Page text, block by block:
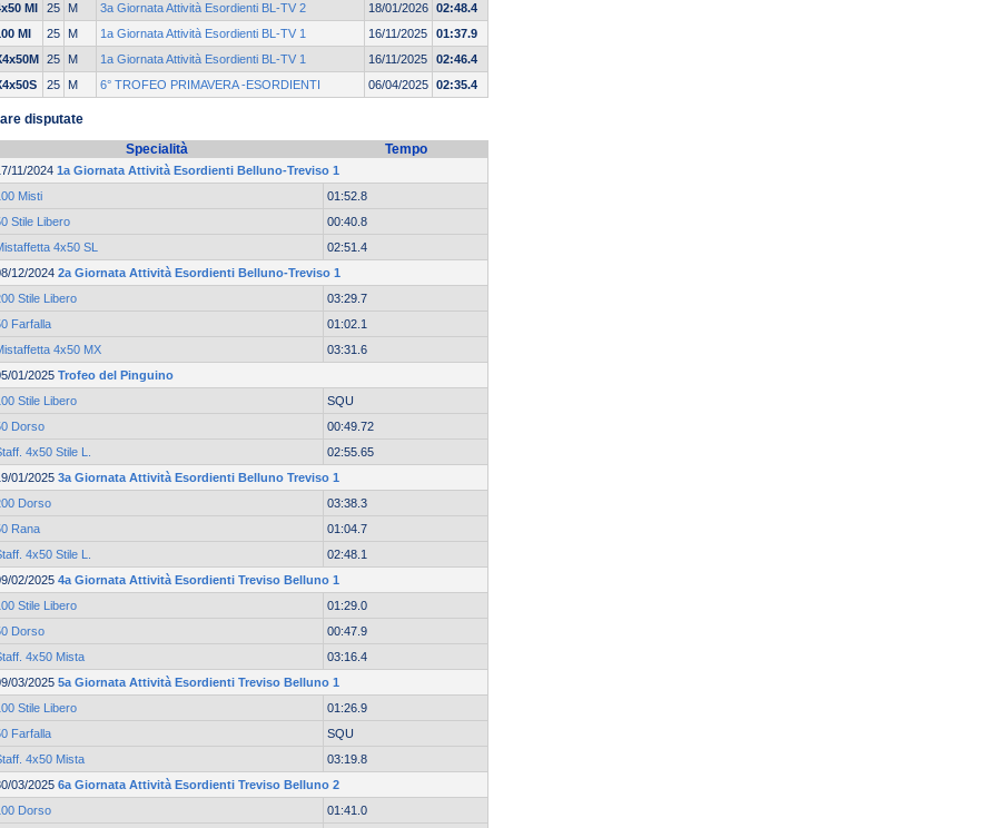
MI
25 M 3a Giornata Attività Esordienti BL-TV 2 18/01/2026 02:48.4
MI
25 M 1a Giornata Attività Esordienti BL-TV 1 16/11/2025
01:37.9
25 M 1a Giornata Attività Esordienti BL-TV 1 16/11/2025
02:46.4
25 M 6° TROFEO PRIMAVERA -ESORDIENTI 06/04/2025 02:35.4
disputate
Specialità
Tempo
11/2024 1a Giornata Attività Esordienti Belluno-Treviso 1
Misti
01:52.8
Stile Libero
00:40.8
4x50 SL
02:51.4
12/2024 2a Giornata Attività Esordienti Belluno-Treviso 1
Stile Libero
03:29.7
Farfalla
01:02.1
4x50 MX
03:31.6
01/2025 Trofeo del Pinguino
Stile Libero
SQU
Dorso
00:49.72
4x50 Stile L.
02:55.65
01/2025 3a Giornata Attività Esordienti Belluno Treviso 1
Dorso
03:38.3
Rana
01:04.7
4x50 Stile L.
02:48.1
02/2025 4a Giornata Attività Esordienti Treviso Belluno 1
Stile Libero
01:29.0
Dorso
00:47.9
4x50 Mista
03:16.4
03/2025 5a Giornata Attività Esordienti Treviso Belluno 1
Stile Libero
01:26.9
Farfalla
SQU
4x50 Mista
03:19.8
03/2025 6a Giornata Attività Esordienti Treviso Belluno 2
Dorso
01:41.0